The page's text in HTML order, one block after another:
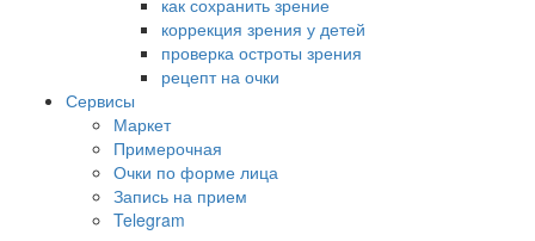
как сохранить зрение
коррекция зрения у детей
проверка остроты зрения
рецепт на очки
Сервисы
Маркет
Примерочная
Очки по форме лица
Запись на прием
Telegram